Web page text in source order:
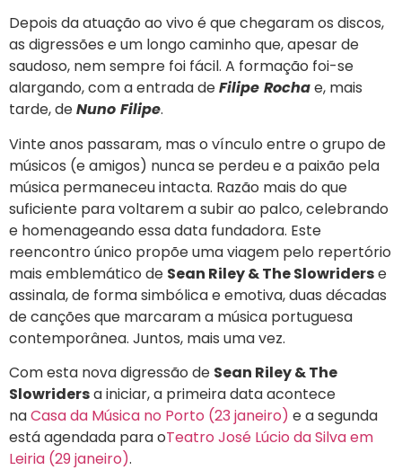
Depois da atuação ao vivo é que chegaram os discos,
as digressões e um longo caminho que, apesar de
saudoso, nem sempre foi fácil. A formação foi-se
alargando, com a entrada deFilipe Rochae, mais
tarde, deNuno Filipe.
Vinte anos passaram, mas o vínculo entre o grupo de
músicos (e amigos) nunca se perdeu e a paixão pela
música permaneceu intacta. Razão mais do que
suficiente para voltarem a subir ao palco, celebrando
e homenageando essa data fundadora. Este
reencontro único propõe uma viagem pelo repertório
mais emblemático de Sean Riley & The Slowriderse
assinala, de forma simbólica e emotiva, duas décadas
de canções que marcaram a música portuguesa
contemporânea. Juntos, mais uma vez.
Com esta nova digressão de Sean Riley & The
Slowridersa iniciar, a primeira data acontece
naCasa da Música no Porto (23 janeiro) e a segunda
está agendada para oTeatro José Lúcio da Silva em
Leiria (29 janeiro).